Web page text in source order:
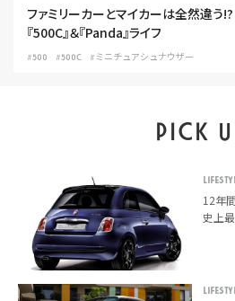
ファミリーカーとマイカーは全然違う
『500C』＆『Panda』ライフ
#500 #500C #ミニチュアシュナウザー
PICK
12年
史上